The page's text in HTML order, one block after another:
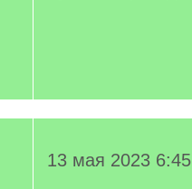
13 мая 2023 6:45